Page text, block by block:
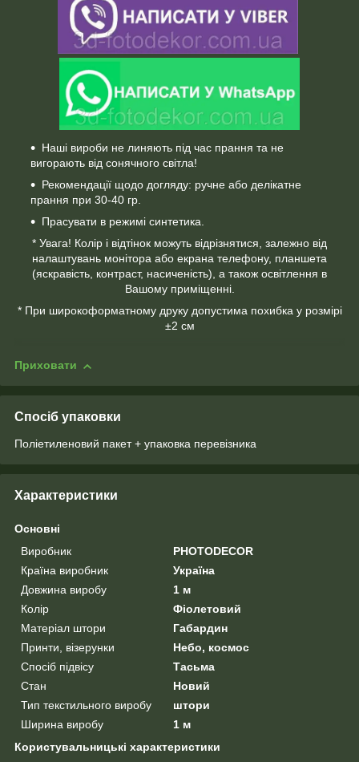
Наші вироби не линяють під час прання та не
вигорають від сонячного світла!
Рекомендації щодо догляду: ручне або делікатне
прання при 30-40 гр.
Прасувати в режимі синтетика.
* Увага! Колір і відтінок можуть відрізнятися, залежно від
налаштувань монітора або екрана телефону, планшета
(яскравість, контраст, насиченість), а також освітлення в
Вашому приміщенні.
* При широкоформатному друку допустима похибка у розмірі
±2 см
Приховати
Спосіб упаковки
Поліетиленовий пакет + упаковка перевізника
Характеристики
Основні
Виробник
PHOTODECOR
Країна виробник
Україна
Довжина виробу
1 м
Колір
Фіолетовий
Матеріал штори
Габардин
Принти, візерунки
Небо, космос
Спосіб підвісу
Тасьма
Стан
Новий
Тип текстильного виробу
штори
Ширина виробу
1 м
Користувальницькі характеристики